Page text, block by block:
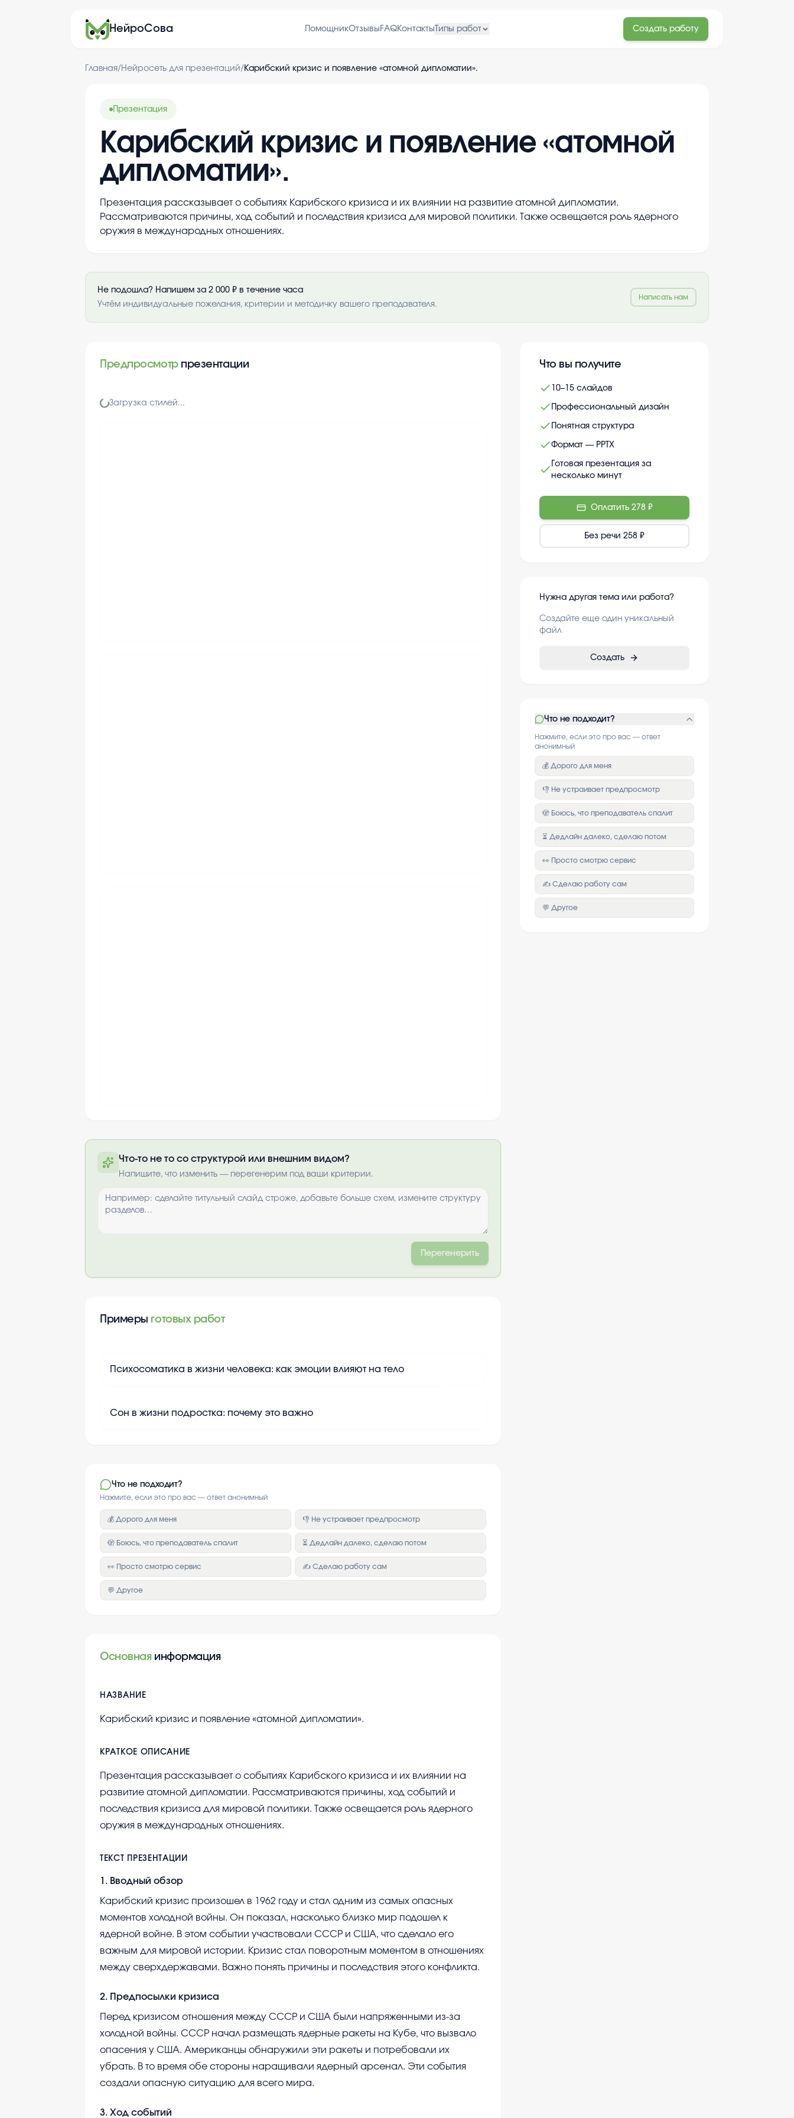
НейроСова ПомощникОтзывы FAQКонтакты Типы работ Создать работу
Главная/ Нейросеть для презентаций/ Карибский кризис и появление «атомной дипломатии».
Презентация
Карибский кризис и появление «атомной
дипломатии».
Презентация рассказывает о событиях Карибского кризиса и их влиянии на развитие атомной дипломатии.
Рассматриваются причины, ход событий и последствия кризиса для мировой политики. Также освещается роль ядерного
оружия в международных отношениях.
Не подошла? Напишем за 2 000 ₽ в течение часа
Учтём индивидуальные пожелания, критерии и методичку вашего преподавателя.
Написать нам
Предпросмотр презентации
Загрузка стилей...
Полную презентацию можно получить по
почте после оплаты
Выбрать опции
Что-то не то со структурой или внешним видом?
Напишите, что изменить — перегенерим под ваши критерии.
Перегенерить
Примеры готовых работ
Психосоматика в жизни человека: как эмоции влияют на тело
Сон в жизни подростка: почему это важно
Что не подходит?
Нажмите, если это про вас — ответ анонимный
💰 Дорого для меня 👎 Не устраивает предпросмотр
🫣 Боюсь, что преподаватель спалит ⏳ Дедлайн далеко, сделаю потом
👀 Просто смотрю сервис ✍️ Сделаю работу сам
💬 Другое
Основная информация
НАЗВАНИЕ
Карибский кризис и появление «атомной дипломатии».
КРАТКОЕ ОПИСАНИЕ
Презентация рассказывает о событиях Карибского кризиса и их влиянии на
развитие атомной дипломатии. Рассматриваются причины, ход событий и
последствия кризиса для мировой политики. Также освещается роль ядерного
оружия в международных отношениях.
ТЕКСТ ПРЕЗЕНТАЦИИ
1 . Вводный обзор
Карибский кризис произошел в 1962 году и стал одним из самых опасных
моментов холодной войны. Он показал, насколько близко мир подошел к
ядерной войне. В этом событии участвовали СССР и США, что сделало его
важным для мировой истории. Кризис стал поворотным моментом в отношениях
между сверхдержавами. Важно понять причины и последствия этого конфликта.
2. Предпосылки кризиса
Перед кризисом отношения между СССР и США были напряженными из-за
холодной войны. СССР начал размещать ядерные ракеты на Кубе, что вызвало
опасения у США. Американцы обнаружили эти ракеты и потребовали их
убрать. В то время обе стороны наращивали ядерный арсенал. Эти события
создали опасную ситуацию для всего мира.
3. Ход событий
Что вы получите
10–15 слайдов
Профессиональный дизайн
Понятная структура
Формат — PPTX
Готовая презентация за
несколько минут
Оплатить 278 ₽
Без речи 258 ₽
Нужна другая тема или работа?
Создайте еще один уникальный
файл
Создать
Что не подходит?
Нажмите, если это про вас — ответ
анонимный
💰 Дорого для меня
👎 Не устраивает предпросмотр
🫣 Боюсь, что преподаватель спалит
⏳ Дедлайн далеко, сделаю потом
👀 Просто смотрю сервис
✍️ Сделаю работу сам
💬 Другое